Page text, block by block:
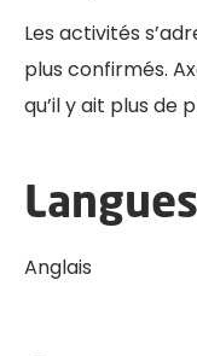
Les activités
plus confirmés.
qu’il y ait plus de
Anglais